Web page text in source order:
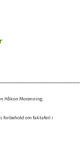
Håkon Morønning.
forbehold om faktafeil i